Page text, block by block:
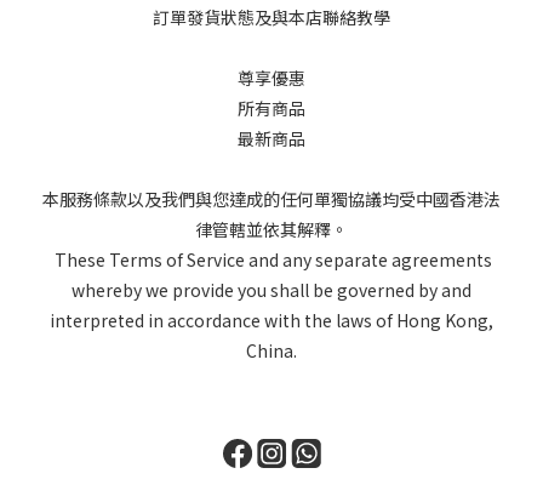
訂單發貨狀態及與本店聯絡教學
尊享優惠
所有商品
最新商品
本服務條款以及我們與您達成的任何單獨協議均受中國香港法
律管轄並依其解釋。
These Terms of Service and any separate agreements
whereby we provide you shall be governed by and
interpreted in accordance with the laws of Hong Kong,
China.